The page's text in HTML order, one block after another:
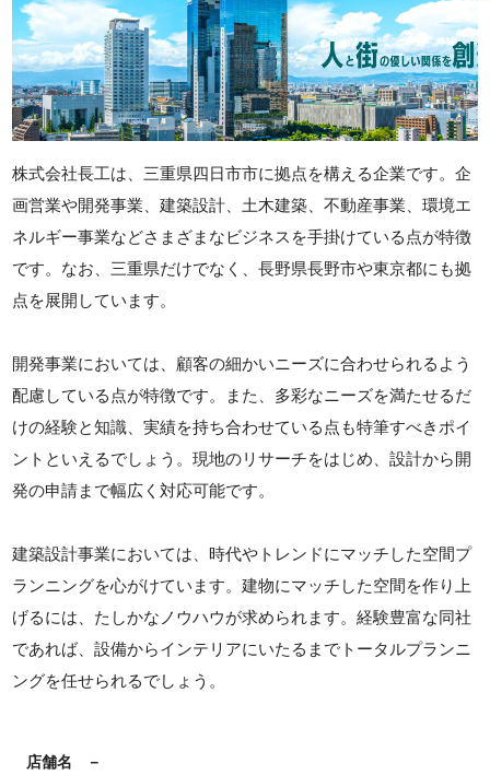
株式会社長工は、三重県四日市市に拠点を構える企業です。企
画営業や開発事業、建築設計、土木建築、不動産事業、環境エ
ネルギー事業などさまざまなビジネスを手掛けている点が特徴
です。なお、三重県だけでなく、長野県長野市や東京都にも拠
点を展開しています。
開発事業においては、顧客の細かいニーズに合わせられるよう
配慮している点が特徴です。また、多彩なニーズを満たせるだ
けの経験と知識、実績を持ち合わせている点も特筆すべきポイ
ントといえるでしょう。現地のリサーチをはじめ、設計から開
発の申請まで幅広く対応可能です。
建築設計事業においては、時代やトレンドにマッチした空間プ
ランニングを心がけています。建物にマッチした空間を作り上
げるには、たしかなノウハウが求められます。経験豊富な同社
であれば、設備からインテリアにいたるまでトータルプランニ
ングを任せられるでしょう。
店舗名 －